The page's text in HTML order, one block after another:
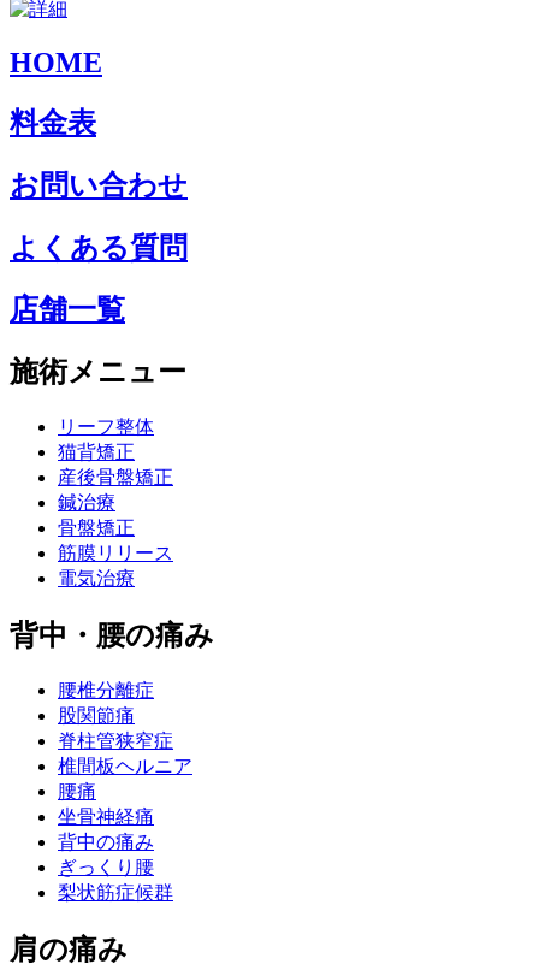
HOME
料金表
お問い合わせ
よくある質問
店舗一覧
施術メニュー
リーフ整体
猫背矯正
産後骨盤矯正
鍼治療
骨盤矯正
筋膜リリース
電気治療
背中・腰の痛み
腰椎分離症
股関節痛
脊柱管狭窄症
椎間板ヘルニア
腰痛
坐骨神経痛
背中の痛み
ぎっくり腰
梨状筋症候群
肩の痛み